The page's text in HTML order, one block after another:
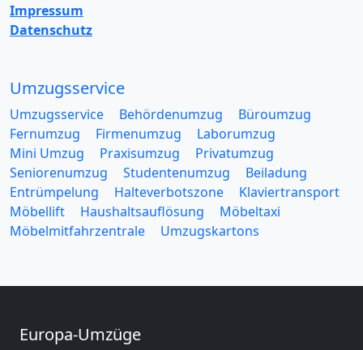
Impressum
Datenschutz
Umzugsservice
Umzugsservice Behördenumzug
Büroumzug
Fernumzug
Firmenumzug
Laborumzug
Mini Umzug
Praxisumzug
Privatumzug
Seniorenumzug
Studentenumzug
Beiladung
Entrümpelung
Halteverbotszone
Klaviertransport
Möbellift
Haushaltsauflösung
Möbeltaxi
Möbelmitfahrzentrale
Umzugskartons
Europa-Umzüge